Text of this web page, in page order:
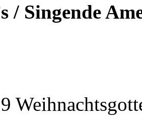
/ Singende